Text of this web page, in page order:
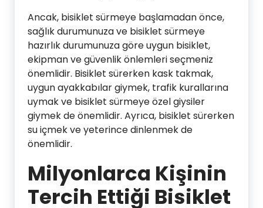
Ancak, bisiklet sürmeye başlamadan önce,
sağlık durumunuza ve bisiklet sürmeye
hazırlık durumunuza göre uygun bisiklet,
ekipman ve güvenlik önlemleri seçmeniz
önemlidir. Bisiklet sürerken kask takmak,
uygun ayakkabılar giymek, trafik kurallarına
uymak ve bisiklet sürmeye özel giysiler
giymek de önemlidir. Ayrıca, bisiklet sürerken
su içmek ve yeterince dinlenmek de
önemlidir.
Milyonlarca Kişinin
Tercih Ettiği Bisiklet